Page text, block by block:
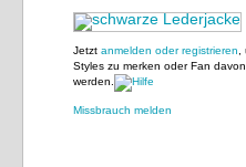
Jetzt anmelden oder registrieren
Styles zu merken oder Fan
werden.
Missbrauch melden